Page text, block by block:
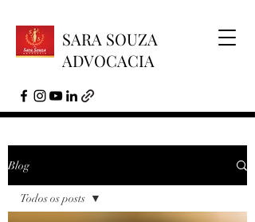
SARA SOUZA
ADVOCACIA
Blog
Todos os posts